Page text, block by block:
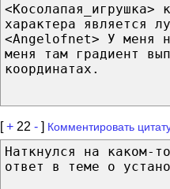
<Косолапая_игрушка>
характера является
<Angelofnet> У меня
меня там градиент
координатах.
[+ 22 - ] Комментировать
Наткнулся на каком-
ответ в теме о